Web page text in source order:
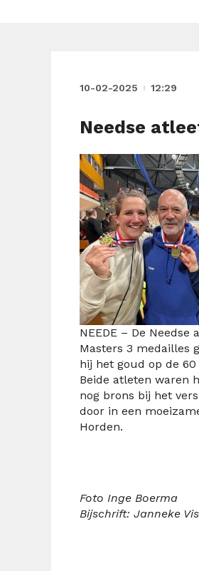
10-02-2025 12:29
Needse
NEEDE – De
Masters 3 medailles
hij het goud op de 60
Beide atleten waren
nog brons bij het
door in een
Horden.
Foto Inge Boerma
Bijschrift: Janneke